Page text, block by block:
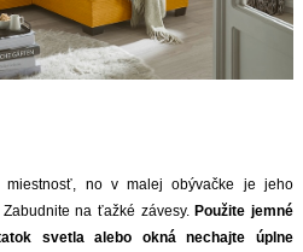
miestnosť, no v malej obývačke je jeho
na ťažké závesy.Použite jemné
svetla alebo okná nechajte úplne